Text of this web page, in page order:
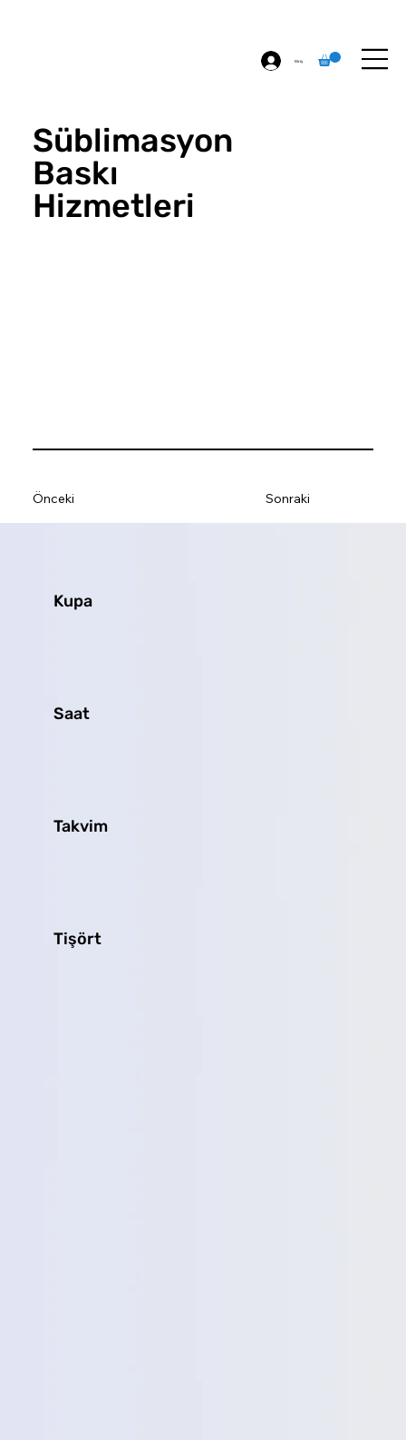
Giriş
Süblimasyon
Baskı
Hizmetleri
Sonraki
Önceki
Kupa
Saat
Takvim
Tişört